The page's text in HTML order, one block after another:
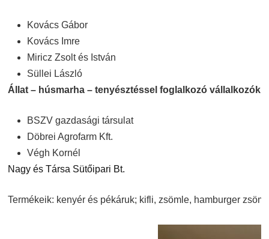
Kovács Gábor
Kovács Imre
Miricz Zsolt és István
Süllei László
Állat – húsmarha – tenyésztéssel foglalkozó vállalkozók
BSZV gazdasági társulat
Döbrei Agrofarm Kft.
Végh Kornél
Nagy és Társa Sütőipari Bt.
Termékeik: kenyér és pékáruk; kifli, zsömle, hamburger